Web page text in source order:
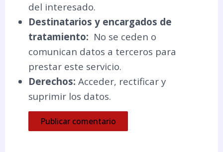
del interesado.
Destinatarios y encargados de
tratamiento: No se ceden o
comunican datos a terceros para
prestar este servicio.
Derechos: Acceder, rectificar y
suprimir los datos.